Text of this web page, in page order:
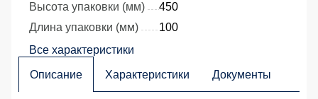
Высота упаковки (мм)
450
Длина упаковки (мм)
100
Все характеристики
Описание Характеристики Документы